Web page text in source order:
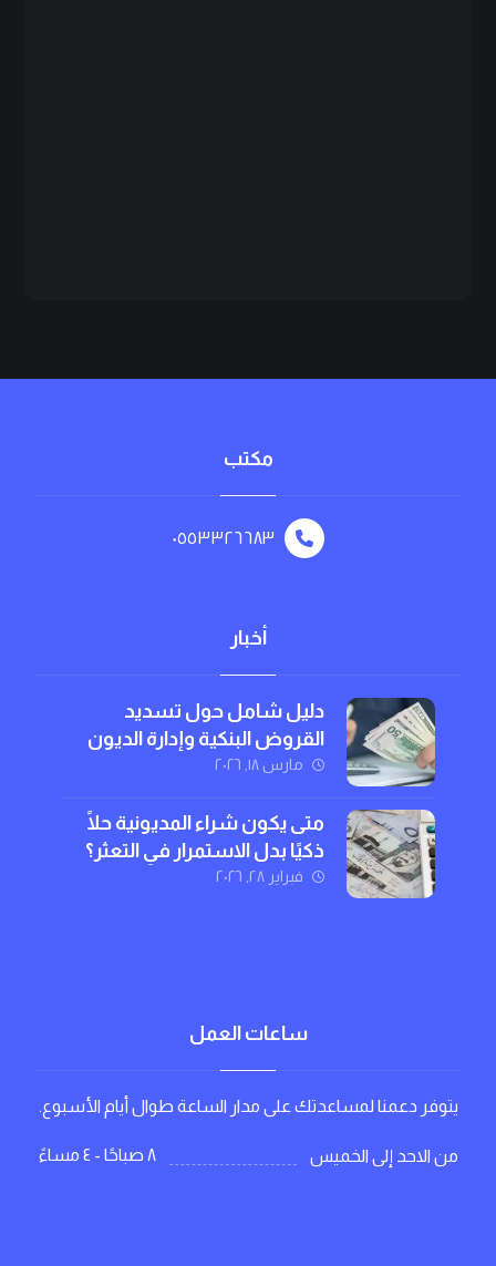
مكتب
٠٥٥٣٣٢٦٦٨٣
أخبار
دليل شامل حول تسديد
القروض البنكية وإدارة الديون
بذكاءمارس ١٨, ٢٠٢٦
متى يكون شراء المديونية حلًا
ذكيًا بدل الاستمرار في التعثر؟
فبراير ٢٨, ٢٠٢٦
ساعات العمل
يتوفر دعمنا لمساعدتك على مدار الساعة طوال أيام الأسبوع.
من الاحد إلى الخميس ٨ صباحًا - ٤ مساءً